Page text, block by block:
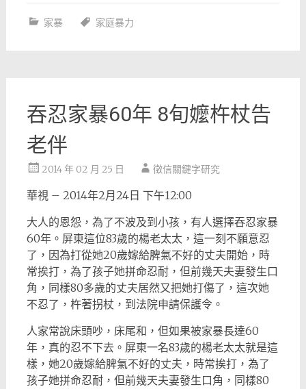
家暴 家庭暴力
吞忍家暴60年 8旬嬤杵杖告
老伴
2014 年 02 月 25 日 徵信關鍵字研究
華視 – 2014年2月24日 下午12:00
大人的恩怨，為了不波及到小孩，有人選擇吞忍家暴
60年。屏東這位83歲的楊老太太，這一刻不願意忍
了，因為打從她20歲嫁給脾氣不好的丈夫開始，時
常挨打，為了孩子她拼命忍耐，但前幾天夫妻發生口
角，同樣80多歲的丈夫居然又把她打傷了，這次她
不忍了，杵著拐杖，到法院申請保護令。
人家常說床頭吵，床尾和，但如果被家暴長達60
年，真的忍不下去。屏東一名83歲的楊老太太就是這
樣，她20歲嫁給脾氣不好的丈夫，時常挨打，為了
孩子她拼命忍耐，但前幾天夫妻發生口角，同樣80